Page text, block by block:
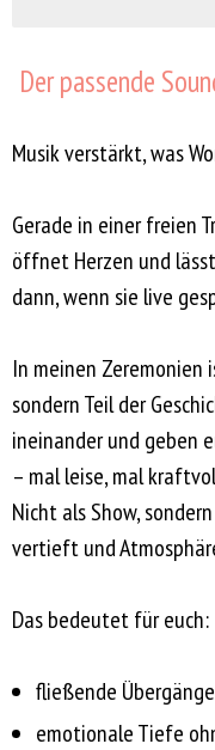
Der passende
Musik verstärkt, was
Gerade in einer freien
öffnet Herzen und
dann, wenn sie live
In meinen Zeremonien
sondern Teil der
ineinander und geben
– mal leise, mal
Nicht als Show,
vertieft und
Das bedeutet für euch:
fließende
emotionale Tiefe